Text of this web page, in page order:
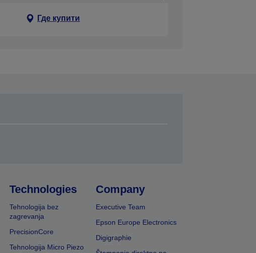
Где купити
Technologies
Tehnologija bez
zagrevanja
PrecisionCore
Tehnologija Micro Piezo
Company
Executive Team
Epson Europe Electronics
Digigraphie